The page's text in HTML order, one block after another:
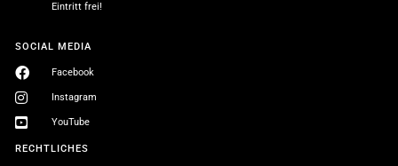
SOCIAL MEDIA
Facebook
Instagram
YouTube
RECHTLICHES
Eintritt frei!